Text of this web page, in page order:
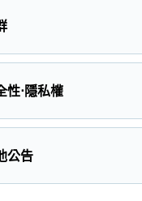
性⋅隱私權
公告